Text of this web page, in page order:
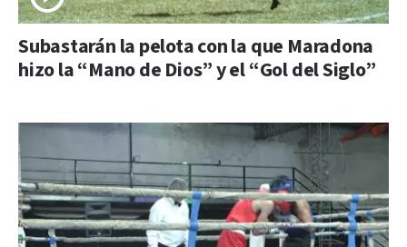
Subastarán la pelota con la que Maradona
hizo la “Mano de Dios” y el “Gol del Siglo”